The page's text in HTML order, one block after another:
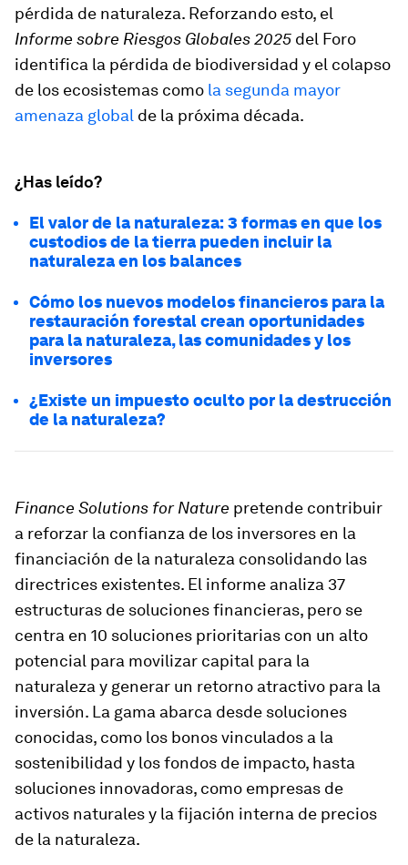
pérdida de naturaleza. Reforzando esto, el
Informe sobre Riesgos Globales 2025 del Foro
identifica la pérdida de biodiversidad y el colapso
de los ecosistemas como la segunda mayor
amenaza global de la próxima década.
¿Has leído?
El valor de la naturaleza: 3 formas en que los
custodios de la tierra pueden incluir la
naturaleza en los balances
Cómo los nuevos modelos financieros para la
restauración forestal crean oportunidades
para la naturaleza, las comunidades y los
inversores
¿Existe un impuesto oculto por la destrucción
de la naturaleza?
Finance Solutions for Nature pretende contribuir
a reforzar la confianza de los inversores en la
financiación de la naturaleza consolidando las
directrices existentes. El informe analiza 37
estructuras de soluciones financieras, pero se
centra en 10 soluciones prioritarias con un alto
potencial para movilizar capital para la
naturaleza y generar un retorno atractivo para la
inversión. La gama abarca desde soluciones
conocidas, como los bonos vinculados a la
sostenibilidad y los fondos de impacto, hasta
soluciones innovadoras, como empresas de
activos naturales y la fijación interna de precios
de la naturaleza.